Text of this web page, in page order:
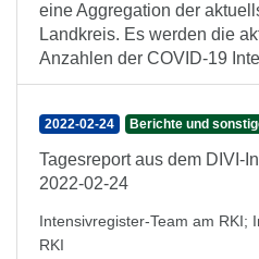
eine Aggregation der
Landkreis. Es werden die
Anzahlen der COVID-19
2022-02-24 Berichte und
Tagesreport aus dem DIVI-
2022-02-24
Intensivregister-Team am RKI;
RKI